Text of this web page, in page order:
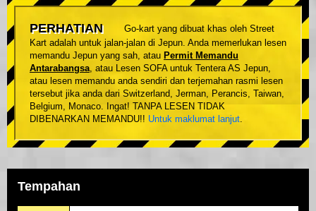
PERHATIAN
Go-kart yang dibuat khas oleh Street
Kart adalah untuk jalan-jalan di Jepun. Anda memerlukan lesen
memandu Jepun yang sah, atau Permit Memandu
Antarabangsa, atau Lesen SOFA untuk Tentera AS Jepun,
atau lesen memandu anda sendiri dan terjemahan rasmi lesen
tersebut jika anda dari Switzerland, Jerman, Perancis, Taiwan,
Belgium, Monaco. Ingat! TANPA LESEN TIDAK
DIBENARKAN MEMANDU!! Untuk maklumat lanjut.
Tempahan